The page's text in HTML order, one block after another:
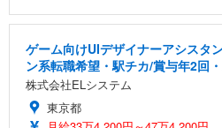
ゲーム向けUIデザイナーアシスタ
ン系転職希望・駅チカ/賞与年2回
株式会社ELシステム
東京都